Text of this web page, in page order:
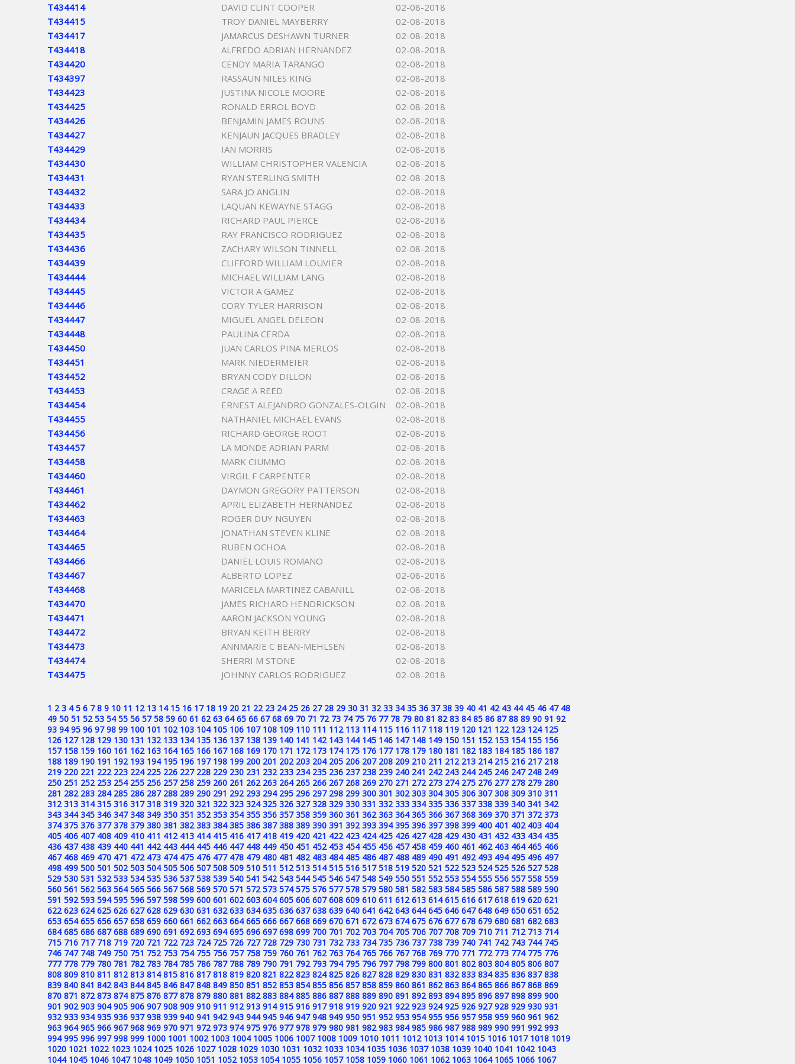
T434414
DAVID CLINT COOPER
02-08-2018
T434415
TROY DANIEL MAYBERRY
02-08-2018
T434417
JAMARCUS DESHAWN TURNER
02-08-2018
T434418
ALFREDO ADRIAN HERNANDEZ
02-08-2018
T434420
CENDY MARIA TARANGO
02-08-2018
T434397
RASSAUN NILES KING
02-08-2018
T434423
JUSTINA NICOLE MOORE
02-08-2018
T434425
RONALD ERROL BOYD
02-08-2018
T434426
BENJAMIN JAMES ROUNS
02-08-2018
T434427
KENJAUN JACQUES BRADLEY
02-08-2018
T434429
IAN MORRIS
02-08-2018
T434430
WILLIAM CHRISTOPHER VALENCIA
02-08-2018
T434431
RYAN STERLING SMITH
02-08-2018
T434432
SARA JO ANGLIN
02-08-2018
T434433
LAQUAN KEWAYNE STAGG
02-08-2018
T434434
RICHARD PAUL PIERCE
02-08-2018
T434435
RAY FRANCISCO RODRIGUEZ
02-08-2018
T434436
ZACHARY WILSON TINNELL
02-08-2018
T434439
CLIFFORD WILLIAM LOUVIER
02-08-2018
T434444
MICHAEL WILLIAM LANG
02-08-2018
T434445
VICTOR A GAMEZ
02-08-2018
T434446
CORY TYLER HARRISON
02-08-2018
T434447
MIGUEL ANGEL DELEON
02-08-2018
T434448
PAULINA CERDA
02-08-2018
T434450
JUAN CARLOS PINA MERLOS
02-08-2018
T434451
MARK NIEDERMEIER
02-08-2018
T434452
BRYAN CODY DILLON
02-08-2018
T434453
CRAGE A REED
02-08-2018
T434454
ERNEST ALEJANDRO GONZALES-OLGIN
02-08-2018
T434455
NATHANIEL MICHAEL EVANS
02-08-2018
T434456
RICHARD GEORGE ROOT
02-08-2018
T434457
LA MONDE ADRIAN PARM
02-08-2018
T434458
MARK CIUMMO
02-08-2018
T434460
VIRGIL F CARPENTER
02-08-2018
T434461
DAYMON GREGORY PATTERSON
02-08-2018
T434462
APRIL ELIZABETH HERNANDEZ
02-08-2018
T434463
ROGER DUY NGUYEN
02-08-2018
T434464
JONATHAN STEVEN KLINE
02-08-2018
T434465
RUBEN OCHOA
02-08-2018
T434466
DANIEL LOUIS ROMANO
02-08-2018
T434467
ALBERTO LOPEZ
02-08-2018
T434468
MARICELA MARTINEZ CABANILL
02-08-2018
T434470
JAMES RICHARD HENDRICKSON
02-08-2018
T434471
AARON JACKSON YOUNG
02-08-2018
T434472
BRYAN KEITH BERRY
02-08-2018
T434473
ANNMARIE C BEAN-MEHLSEN
02-08-2018
T434474
SHERRI M STONE
02-08-2018
T434475
JOHNNY CARLOS RODRIGUEZ 02-08-2018
1 2 3 4 5 6 7 8 9 10 11 12 13 14 15 16 17 18 19 20 21 22 23 24 25 26 27 28 29 30 31 32 33 34 35 36 37 38 39 40 41 42 43 44 45 46 47 48
49 50 51 52 53 54 55 56 57 58 59 60 61 62 63 64 65 66 67 68 69 70 71 72 73 74 75 76 77 78 79 80 81 82 83 84 85 86 87 88 89 90 91 92
93 94 95 96 97 98 99 100 101 102 103 104 105 106 107 108 109 110 111 112 113 114 115 116 117 118 119 120 121 122 123 124 125
126 127 128 129 130 131 132 133 134 135 136 137 138 139 140 141 142 143 144 145 146 147 148 149 150 151 152 153 154 155 156
157 158 159 160 161 162 163 164 165 166 167 168 169 170 171 172 173 174 175 176 177 178 179 180 181 182 183 184 185 186 187
188 189 190 191 192 193 194 195 196 197 198 199 200 201 202 203 204 205 206 207 208 209 210 211 212 213 214 215 216 217 218
219 220 221 222 223 224 225 226 227 228 229 230 231 232 233 234 235 236 237 238 239 240 241 242 243 244 245 246 247 248 249
250 251 252 253 254 255 256 257 258 259 260 261 262 263 264 265 266 267 268 269 270 271 272 273 274 275 276 277 278 279 280
281 282 283 284 285 286 287 288 289 290 291 292 293 294 295 296 297 298 299 300 301 302 303 304 305 306 307 308 309 310 311
312 313 314 315 316 317 318 319 320 321 322 323 324 325 326 327 328 329 330 331 332 333 334 335 336 337 338 339 340 341 342
343 344 345 346 347 348 349 350 351 352 353 354 355 356 357 358 359 360 361 362 363 364 365 366 367 368 369 370 371 372 373
374 375 376 377 378 379 380 381 382 383 384 385 386 387 388 389 390 391 392 393 394 395 396 397 398 399 400 401 402 403 404
405 406 407 408 409 410 411 412 413 414 415 416 417 418 419 420 421 422 423 424 425 426 427 428 429 430 431 432 433 434 435
436 437 438 439 440 441 442 443 444 445 446 447 448 449 450 451 452 453 454 455 456 457 458 459 460 461 462 463 464 465 466
467 468 469 470 471 472 473 474 475 476 477 478 479 480 481 482 483 484 485 486 487 488 489 490 491 492 493 494 495 496 497
498 499 500 501 502 503 504 505 506 507 508 509 510 511 512 513 514 515 516 517 518 519 520 521 522 523 524 525 526 527 528
529 530 531 532 533 534 535 536 537 538 539 540 541 542 543 544 545 546 547 548 549 550 551 552 553 554 555 556 557 558 559
560 561 562 563 564 565 566 567 568 569 570 571 572 573 574 575 576 577 578 579 580 581 582 583 584 585 586 587 588 589 590
591 592 593 594 595 596 597 598 599 600 601 602 603 604 605 606 607 608 609 610 611 612 613 614 615 616 617 618 619 620 621
622 623 624 625 626 627 628 629 630 631 632 633 634 635 636 637 638 639 640 641 642 643 644 645 646 647 648 649 650 651 652
653 654 655 656 657 658 659 660 661 662 663 664 665 666 667 668 669 670 671 672 673 674 675 676 677 678 679 680 681 682 683
684 685 686 687 688 689 690 691 692 693 694 695 696 697 698 699 700 701 702 703 704 705 706 707 708 709 710 711 712 713 714
715 716 717 718 719 720 721 722 723 724 725 726 727 728 729 730 731 732 733 734 735 736 737 738 739 740 741 742 743 744 745
746 747 748 749 750 751 752 753 754 755 756 757 758 759 760 761 762 763 764 765 766 767 768 769 770 771 772 773 774 775 776
777 778 779 780 781 782 783 784 785 786 787 788 789 790 791 792 793 794 795 796 797 798 799 800 801 802 803 804 805 806 807
808 809 810 811 812 813 814 815 816 817 818 819 820 821 822 823 824 825 826 827 828 829 830 831 832 833 834 835 836 837 838
839 840 841 842 843 844 845 846 847 848 849 850 851 852 853 854 855 856 857 858 859 860 861 862 863 864 865 866 867 868 869
870 871 872 873 874 875 876 877 878 879 880 881 882 883 884 885 886 887 888 889 890 891 892 893 894 895 896 897 898 899 900
901 902 903 904 905 906 907 908 909 910 911 912 913 914 915 916 917 918 919 920 921 922 923 924 925 926 927 928 929 930 931
932 933 934 935 936 937 938 939 940 941 942 943 944 945 946 947 948 949 950 951 952 953 954 955 956 957 958 959 960 961 962
963 964 965 966 967 968 969 970 971 972 973 974 975 976 977 978 979 980 981 982 983 984 985 986 987 988 989 990 991 992 993
994 995 996 997 998 999 1000 1001 1002 1003 1004 1005 1006 1007 1008 1009 1010 1011 1012 1013 1014 1015 1016 1017 1018 1019
1020 1021 1022 1023 1024 1025 1026 1027 1028 1029 1030 1031 1032 1033 1034 1035 1036 1037 1038 1039 1040 1041 1042 1043
1044 1045 1046 1047 1048 1049 1050 1051 1052 1053 1054 1055 1056 1057 1058 1059 1060 1061 1062 1063 1064 1065 1066 1067